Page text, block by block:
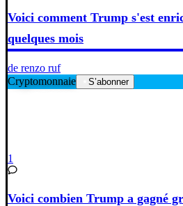
Voici comment Trump s'est
quelques mois
de renzo ruf
Cryptomonnaie
S’abonner
1
Voici combien Trump a gagné